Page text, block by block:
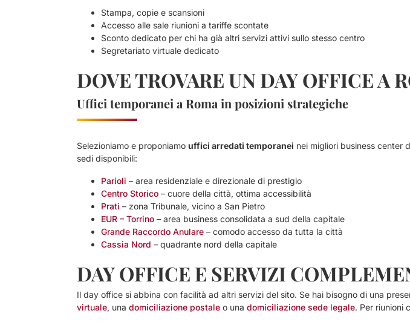
Stampa, copie e scansioni
Accesso alle sale riunioni a tariffe scontate
Sconto dedicato per chi ha già altri servizi attivi sullo stesso centro
Segretariato virtuale dedicato
DOVE TROVARE UN DAY OFFICE A
Uffici temporanei a Roma in posizioni strategiche
Selezioniamo e proponiamo uffici arredati temporanei nei migliori business center
sedi disponibili:
Parioli – area residenziale e direzionale di prestigio
Centro Storico – cuore della città, ottima accessibilità
Prati – zona Tribunale, vicino a San Pietro
EUR – Torrino – area business consolidata a sud della capitale
Grande Raccordo Anulare – comodo accesso da tutta la città
Cassia Nord – quadrante nord della capitale
DAY OFFICE E SERVIZI
Il day office si abbina con facilità ad altri servizi del sito. Se hai bisogno di una
virtuale, una domiciliazione postale o una domiciliazione sede legale. Per riunioni